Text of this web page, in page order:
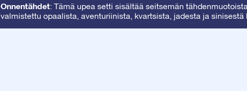
Onnentähdet: Tämä upea setti sisältää seitsemän
valmistettu opaalista, aventuriinista, kvartsista, jadesta ja sinisestä